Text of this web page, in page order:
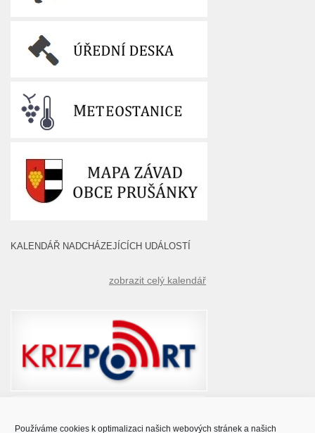
Používáme cookies k optimalizaci našich webových stránek a našich
KALENDÁŘ NADCHÁZEJÍCÍCH UDÁLOSTÍ
zobrazit celý kalendář